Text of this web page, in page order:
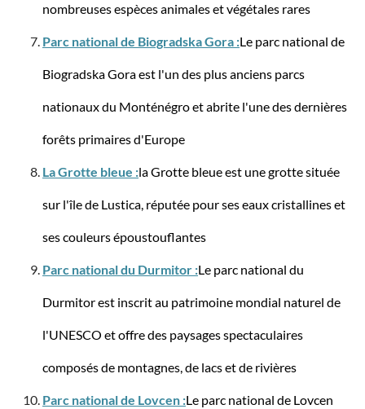
-23%
Travelite
Sac de voyage à roulettes BASICS (55 cm)
69,95 €* 53,95 €*
nombreuses espèces animales et végétales rares
Parc national de Biogradska Gora :Le parc national de
Biogradska Gora est l'un des plus anciens parcs
nationaux du Monténégro et abrite l'une des dernières
forêts primaires d'Europe
La Grotte bleue :la Grotte bleue est une grotte située
sur l'île de Lustica, réputée pour ses eaux cristallines et
ses couleurs époustouflantes
Parc national du Durmitor :Le parc national du
Durmitor est inscrit au patrimoine mondial naturel de
l'UNESCO et offre des paysages spectaculaires
composés de montagnes, de lacs et de rivières
Parc national de Lovcen :Le parc national de Lovcen